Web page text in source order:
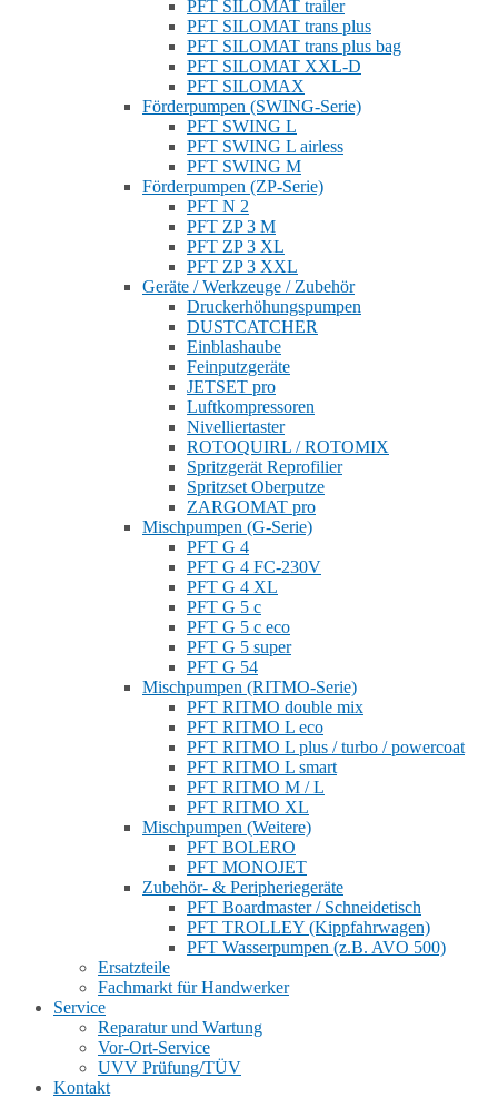
PFT SILOMAT trailer
PFT SILOMAT trans plus
PFT SILOMAT trans plus bag
PFT SILOMAT XXL-D
PFT SILOMAX
Förderpumpen (SWING-Serie)
PFT SWING L
PFT SWING L airless
PFT SWING M
Förderpumpen (ZP-Serie)
PFT N 2
PFT ZP 3 M
PFT ZP 3 XL
PFT ZP 3 XXL
Geräte / Werkzeuge / Zubehör
Druckerhöhungspumpen
DUSTCATCHER
Einblashaube
Feinputzgeräte
JETSET pro
Luftkompressoren
Nivelliertaster
ROTOQUIRL / ROTOMIX
Spritzgerät Reprofilier
Spritzset Oberputze
ZARGOMAT pro
Mischpumpen (G-Serie)
PFT G 4
PFT G 4 FC-230V
PFT G 4 XL
PFT G 5 c
PFT G 5 c eco
PFT G 5 super
PFT G 54
Mischpumpen (RITMO-Serie)
PFT RITMO double mix
PFT RITMO L eco
PFT RITMO L plus / turbo / powercoat
PFT RITMO L smart
PFT RITMO M / L
PFT RITMO XL
Mischpumpen (Weitere)
PFT BOLERO
PFT MONOJET
Zubehör- & Peripheriegeräte
PFT Boardmaster / Schneidetisch
PFT TROLLEY (Kippfahrwagen)
PFT Wasserpumpen (z.B. AVO 500)
Ersatzteile
Fachmarkt für Handwerker
Service
Reparatur und Wartung
Vor-Ort-Service
UVV Prüfung/TÜV
Kontakt